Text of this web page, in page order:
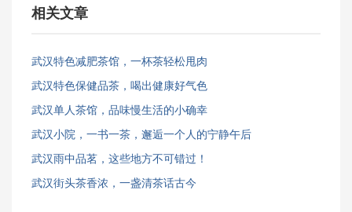
相关文章
武汉特色减肥茶馆，一杯茶轻松甩肉
武汉特色保健品茶，喝出健康好气色
武汉单人茶馆，品味慢生活的小确幸
武汉小院，一书一茶，邂逅一个人的宁静午后
武汉雨中品茗，这些地方不可错过！
武汉街头茶香浓，一盏清茶话古今